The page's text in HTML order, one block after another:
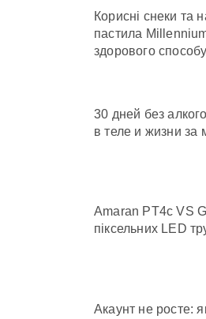
Корисні снеки та
пастила
здорового
30 дней без
в теле и жизни за
Amaran PT4c VS
піксельних LED
Акаунт не росте: